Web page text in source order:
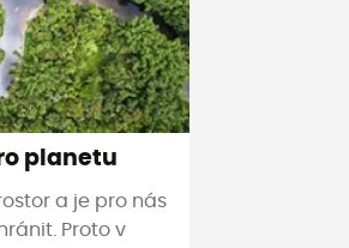
planetu
a je pro nás
Proto v